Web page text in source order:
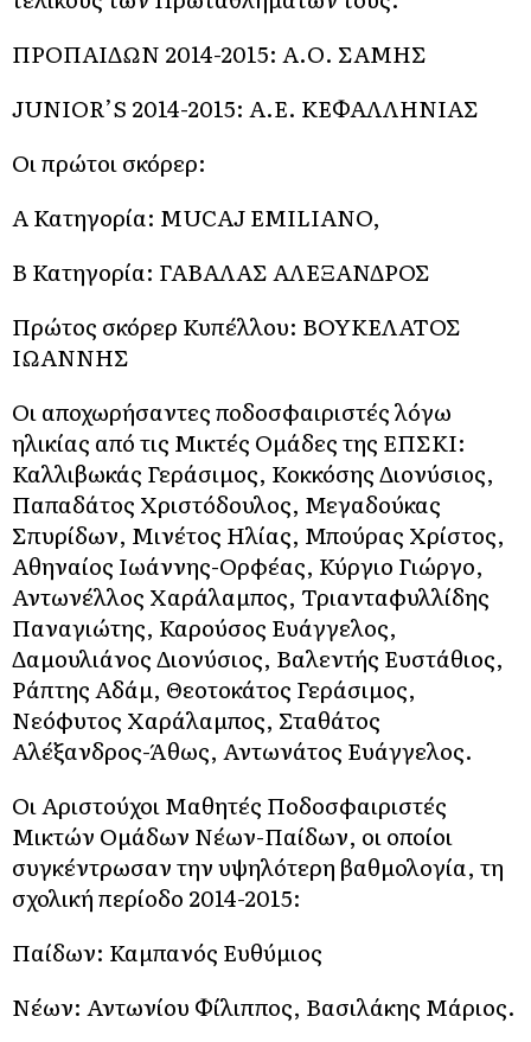
ΠΡΟΠΑΙΔΩΝ 2014-2015: Α.Ο. ΣΑΜΗΣ
JUNIOR’S 2014-2015: Α.Ε. ΚΕΦΑΛΛΗΝΙΑΣ
Οι πρώτοι σκόρερ:
Α΄ Κατηγορία: MUCAJ EMILIANO,
Β΄ Κατηγορία: ΓΑΒΑΛΑΣ ΑΛΕΞΑΝΔΡΟΣ
Πρώτος σκόρερ Κυπέλλου: ΒΟΥΚΕΛΑΤΟΣ
ΙΩΑΝΝΗΣ
Οι αποχωρήσαντες ποδοσφαιριστές λόγω
ηλικίας από τις Μικτές Ομάδες της ΕΠΣΚΙ:
Καλλιβωκάς Γεράσιμος, Κοκκόσης Διονύσιος,
Παπαδάτος Χριστόδουλος, Μεγαδούκας
Σπυρίδων, Μινέτος Ηλίας, Μπούρας Χρίστος,
Αθηναίος Ιωάννης-Ορφέας, Κύργιο Γιώργο,
Αντωνέλλος Χαράλαμπος, Τριανταφυλλίδης
Παναγιώτης, Καρούσος Ευάγγελος,
Δαμουλιάνος Διονύσιος, Βαλεντής Ευστάθιος,
Ράπτης Αδάμ, Θεοτοκάτος Γεράσιμος,
Νεόφυτος Χαράλαμπος, Σταθάτος
Αλέξανδρος-Άθως, Αντωνάτος Ευάγγελος.
Οι Αριστούχοι Μαθητές Ποδοσφαιριστές
Μικτών Ομάδων Νέων-Παίδων, οι οποίοι
συγκέντρωσαν την υψηλότερη βαθμολογία, τη
σχολική περίοδο 2014-2015:
Παίδων: Καμπανός Ευθύμιος
Νέων: Αντωνίου Φίλιππος, Βασιλάκης Μάριος.